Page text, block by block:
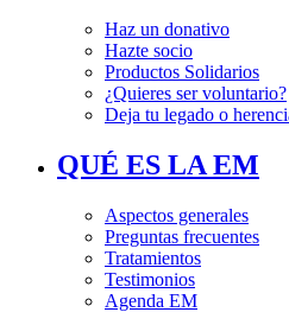
Haz un donativo
Hazte socio
Productos Solidarios
¿Quieres ser voluntario?
Deja tu legado o
QUÉ ES LA EM
Aspectos generales
Preguntas frecuentes
Tratamientos
Testimonios
Agenda EM